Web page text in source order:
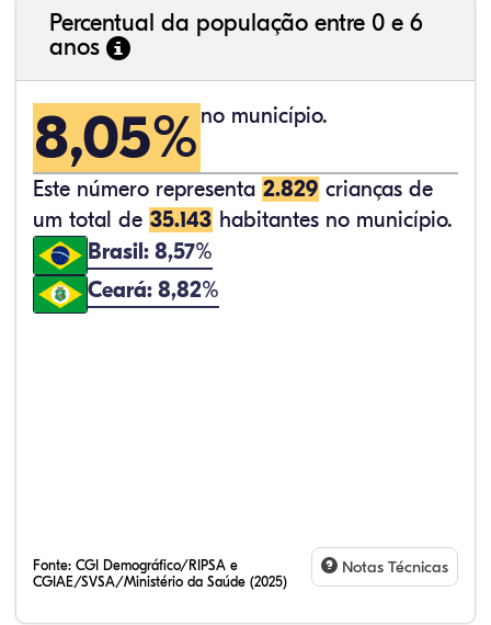
Percentual da população entre 0 e 6
anos
8,05% no município.
Este número representa 2.829 crianças de
um total de 35.143 habitantes no município.
Brasil: 8,57%
Ceará: 8,82%
Fonte: CGI Demográfico/RIPSA e
CGIAE/SVSA/Ministério da Saúde (2025)
Notas Técnicas